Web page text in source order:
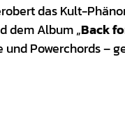
das Kult-
dem Album „Back
und Powerchords –